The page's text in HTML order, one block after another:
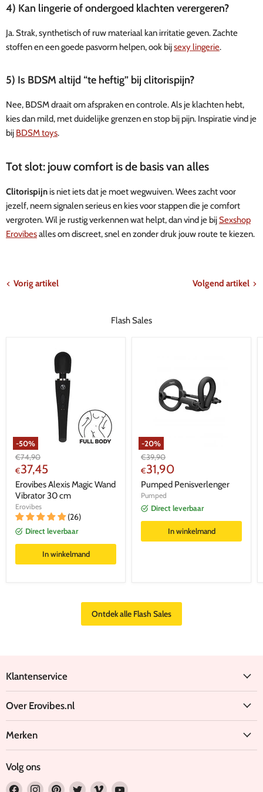
4) Kan lingerie of ondergoed klachten verergeren?
Ja. Strak, synthetisch of ruw materiaal kan irritatie geven. Zachte
stoffen en een goede pasvorm helpen, ook bijsexy lingerie.
5) Is BDSM altijd “te heftig” bij clitorispijn?
Nee, BDSM draait om afspraken en controle. Als je klachten hebt,
kies dan mild, met duidelijke grenzen en stop bij pijn. Inspiratie vind je
bij BDSM toys.
Tot slot: jouw comfort is de basis van alles
Clitorispijn is niet iets dat je moet wegwuiven. Wees zacht voor
jezelf, neem signalen serieus en kies voor stappen die je comfort
vergroten. Wil je rustig verkennen wat helpt, dan vind je bijSexshop
Erovibesalles om discreet, snel en zonder druk jouw route te kiezen.
Vorig artikel Volgend artikel
Flash Sales
-50%
Oorspronkelijke
prijs
€74,90
Huidige
prijs
€37,45
Erovibes Alexis Magic Wand
Vibrator 30 cm
Erovibes
(26)
Direct leverbaar
In winkelmand
-20%
Oorspronkelijke
prijs
€39,90
Huidige
prijs
€31,90
Pumped Penisverlenger
Pumped
Direct leverbaar
In winkelmand
Ontdek alle Flash Sales
Klantenservice
Over Erovibes.nl
Merken
Volg ons
Vind Vind Vind Vind Vind Vind